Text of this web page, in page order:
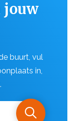
jouw
buurt, vul
in,